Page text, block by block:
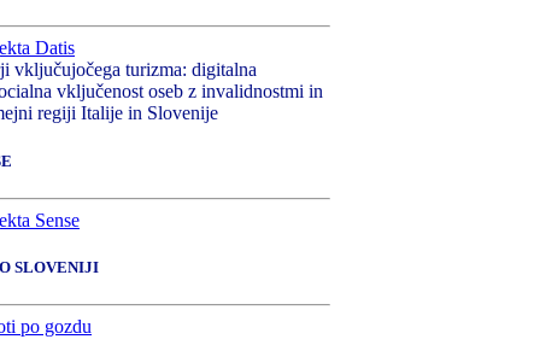
vključujočega turizma: digitalna
vključenost oseb z invalidnostmi in
regiji Italije in Slovenije
SLOVENIJI